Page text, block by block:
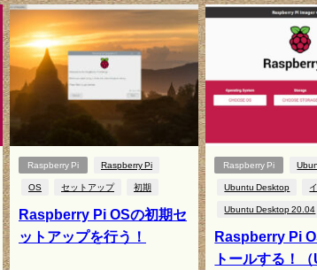
Raspberry Pi Raspberry Pi
OS セットアップ 初期
Raspberry Pi OSの初期セ
ットアップを行う！
Raspberry Pi
Ubuntu Desktop
Ubuntu Desktop 20.04
Raspberry Pi
トールする！